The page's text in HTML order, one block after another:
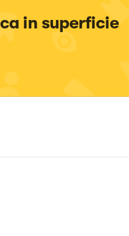
in superficie